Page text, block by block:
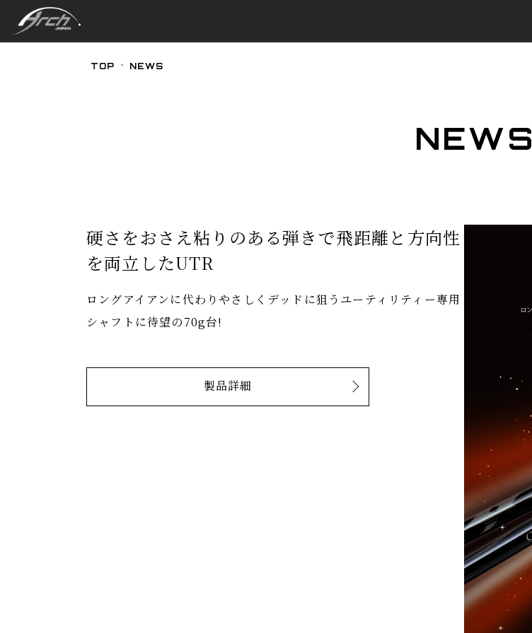
TOP NEWS
NEWS
硬さをおさえ粘りのある弾きで飛距離と方向性
を両立したUTR
ロングアイアンに代わりやさしくデッドに狙うユーティリティー専用
シャフトに待望の70g台!
製品詳細